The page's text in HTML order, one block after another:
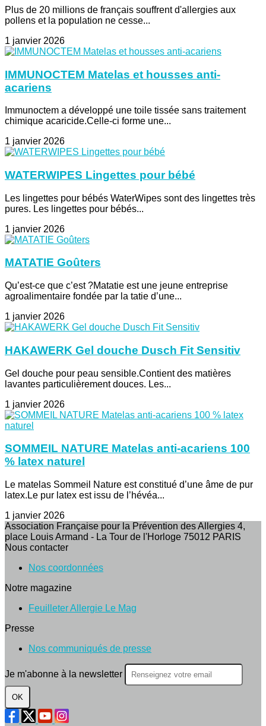
Plus de 20 millions de français souffrent d'allergies aux
pollens et la population ne cesse...
1 janvier 2026
IMMUNOCTEM Matelas et housses anti-
acariens
Immunoctem a développé une toile tissée sans traitement
chimique acaricide.Celle-ci forme une...
1 janvier 2026
WATERWIPES Lingettes pour bébé
Les lingettes pour bébés WaterWipes sont des lingettes très
pures. Les lingettes pour bébés...
1 janvier 2026
MATATIE Goûters
Qu’est-ce que c’est ?Matatie est une jeune entreprise
agroalimentaire fondée par la tatie d’une...
1 janvier 2026
HAKAWERK Gel douche Dusch Fit Sensitiv
Gel douche pour peau sensible.Contient des matières
lavantes particulièrement douces. Les...
1 janvier 2026
SOMMEIL NATURE Matelas anti-acariens 100
% latex naturel
Le matelas Sommeil Nature est constitué d’une âme de pur
latex.Le pur latex est issu de l’hévéa...
1 janvier 2026
Association Française pour la Prévention des Allergies 4,
place Louis Armand - La Tour de l'Horloge 75012 PARIS
Nous contacter
Nos coordonnées
Notre magazine
Feuilleter Allergie Le Mag
Presse
Nos communiqués de presse
Je m'abonne à la newsletter
OK